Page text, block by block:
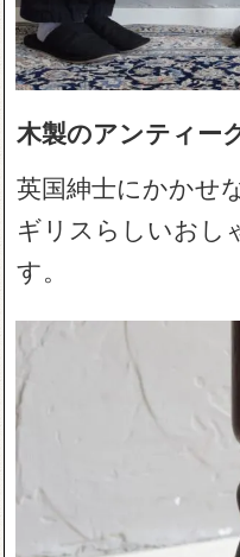
木製のアンティー
英国紳士にかかせ
ギリスらしいおし
す。